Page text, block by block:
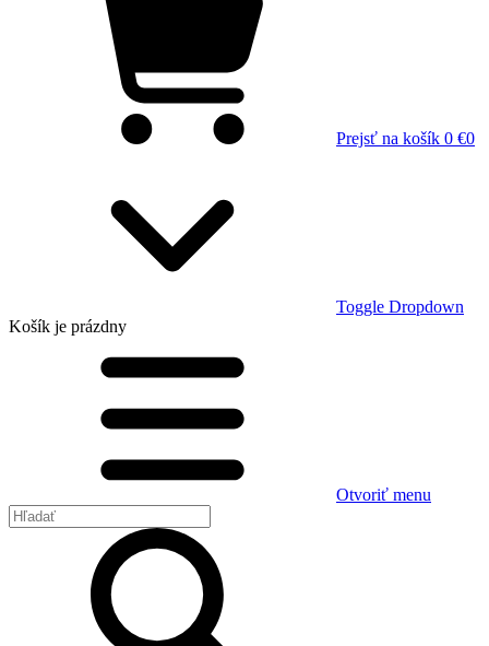
Prejsť na košík 0 €0
Toggle Dropdown
Košík je prázdny
Otvoriť menu